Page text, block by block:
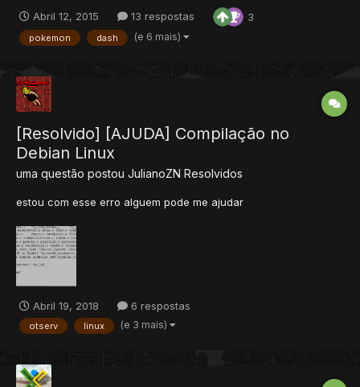
Versão 1.4_c:...
Abril 12, 2015 13 respostas 3
pokemon dash (e 6 mais)
[Resolvido] [AJUDA] Compilação no
Debian Linux
uma questão postou JulianoZN Resolvidos
estou com esse erro alguem pode me ajudar
Abril 19, 2018 6 respostas
otserv linux (e 3 mais)